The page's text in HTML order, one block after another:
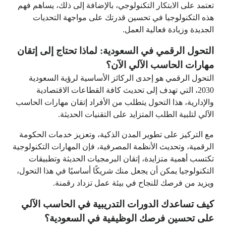
تعتمد على الابتكار التكنولوجي، بالإضافة إلى ذلك، يساهم فهم
هذه التكنولوجيا في تحسين قدرتك على مواجهة التحديات
الجديدة وزيادة فعالية العمل.
التحول الرقمي في السعودية: لماذا تحتاج إلى إتقان
مهارات الحاسب الآلي الآن؟
التحول الرقمي هو إحدى الركائز الأساسية لرؤية السعودية
2030، التي تهدف إلى تحديث كافة القطاعات الاقتصادية
والإدارية، هذا التحول يتطلب من الأفراد إتقان مهارات الحاسب
الآلي لتلبية الطلب المتزايد على التقنيات الحديثة.
مع التركيز على تطوير المدن الذكية، وتعزيز خدمات الحكومة
الرقمية، وتحديث الأنظمة المصرفية، فإن المهارات التكنولوجية
تكتسب أهمية متزايدة، إتقان البرمجيات الحديثة وتطبيقات
التكنولوجيا يمكن أن يجعل منك شريكًا أساسيًا في هذا التحول،
ويزيد من فرصك للنجاح في بيئة عمل تزداد رقمنة.
كيف تساعدك الدورات التدريبية في الحاسب الآلي
على تحسين فرصك الوظيفية في السعودية؟